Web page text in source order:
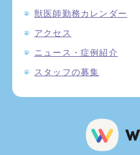
獣医師勤務カレンダー
アクセス
ニュース・症例紹介
スタッフの募集